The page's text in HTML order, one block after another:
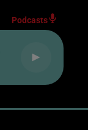
Podcasts